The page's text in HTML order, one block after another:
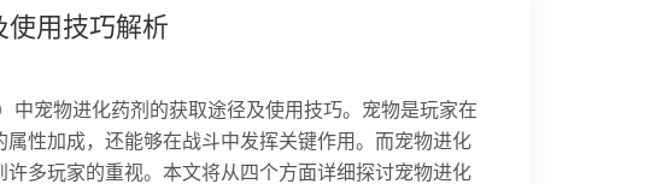
使用技巧解析
中宠物进化药剂的获取途径及使用技巧。宠物是玩家在
性加成，还能够在战斗中发挥关键作用。而宠物进化
多玩家的重视。本文将从四个方面详细探讨宠物进化